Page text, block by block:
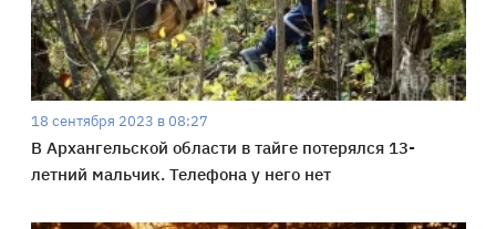
18 сентября 2023 в 08:27
В Архангельской области в тайге потерялся 13-
летний мальчик. Телефона у него нет